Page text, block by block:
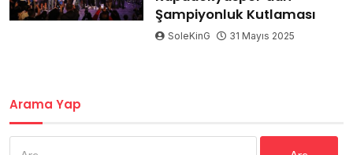
Şampiyonluk Kutlaması
SoleKinG 31 Mayıs 2025
Arama Yap